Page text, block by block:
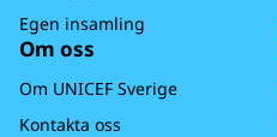
Egen insamling
Om oss
Om UNICEF Sverige
Kontakta oss